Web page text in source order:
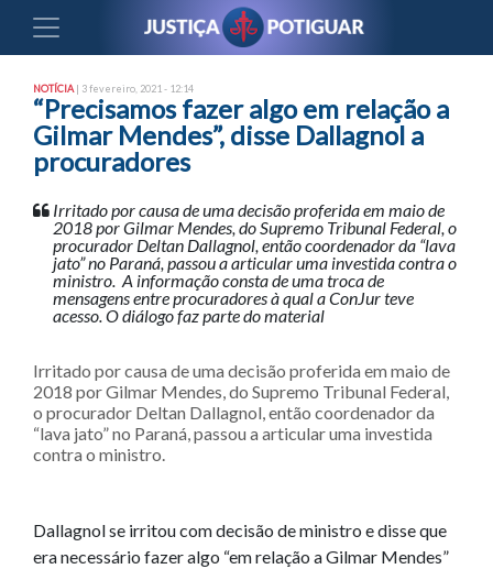
NOTÍCIA | 3 fevereiro, 2021 - 12:14
“Precisamos fazer algo em relação a
Gilmar Mendes”, disse Dallagnol a
procuradores
Irritado por causa de uma decisão proferida em maio de
2018 por Gilmar Mendes, do Supremo Tribunal Federal, o
procurador Deltan Dallagnol, então coordenador da “lava
jato” no Paraná, passou a articular uma investida contra o
ministro. A informação consta de uma troca de
mensagens entre procuradores à qual a ConJur teve
acesso. O diálogo faz parte do material
Irritado por causa de uma decisão proferida em maio de
2018 por Gilmar Mendes, do Supremo Tribunal Federal,
o procurador Deltan Dallagnol, então coordenador da
“lava jato” no Paraná, passou a articular uma investida
contra o ministro.
Dallagnol se irritou com decisão de ministro e disse que
era necessário fazer algo “em relação a Gilmar Mendes”